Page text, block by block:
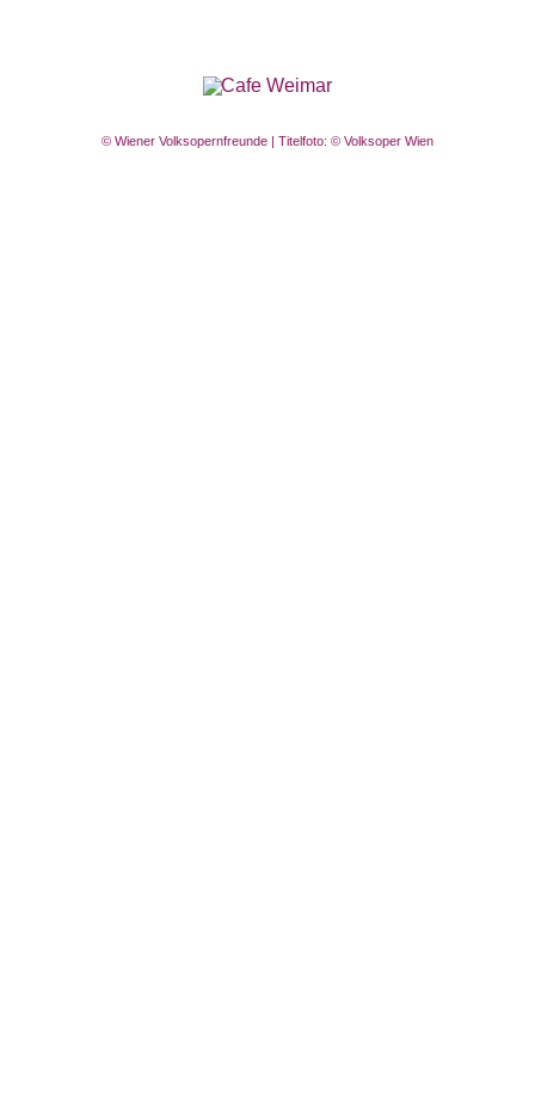
© Wiener Volksopernfreunde | Titelfoto: © Volksoper Wien